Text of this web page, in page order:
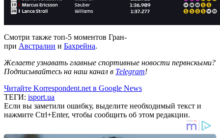
Смотри также топ-5 моментов Гран-
при Австралии и Бахрейна.
Желаете узнавать главные спортивные новости первнскыми?
Подписывайтесь на наш канал в Telegram!
Читайте Korrespondent.net в Google News
ТЕГИ: isport.ua
Если вы заметили ошибку, выделите необходимый текст и
нажмите Ctrl+Enter, чтобы сообщить об этом редакции.